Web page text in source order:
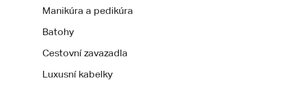
Manikúra a pedikúra
Batohy
Cestovní zavazadla
Luxusní kabelky